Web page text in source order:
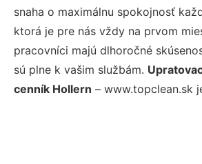
snaha o maximálnu spokojnosť
ktorá je pre nás vždy na prvom
pracovníci majú dlhoročné
sú plne k vašim službám.
cenník Hollern – www.topclean.sk